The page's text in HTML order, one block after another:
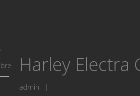
Harley Electra
admin |